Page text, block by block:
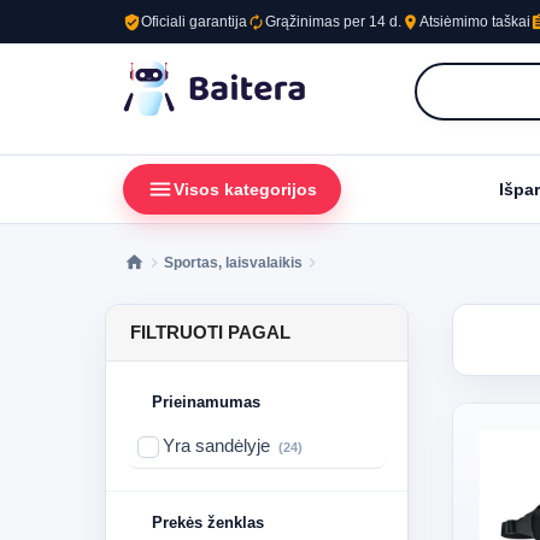
verified_userOficiali garantijaautorenewGrąžinimas per 14 d. place Atsiėmimo taškai
menuVisos kategorijos
Sportas, laisvalaikis
FILTRUOTI PAGAL
Prieinamumas
Yra sandėlyje (24)
Prekės ženklas